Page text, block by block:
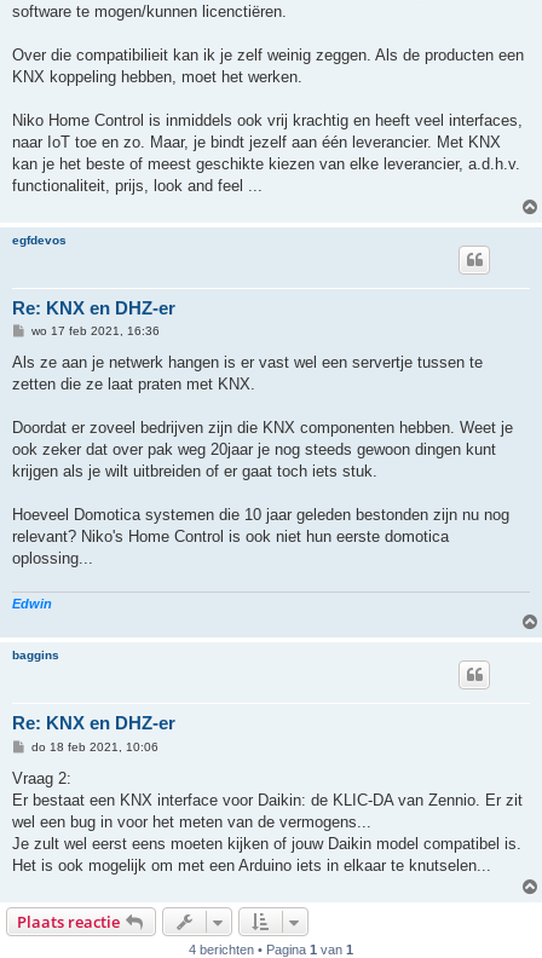
software te mogen/kunnen licenctiëren.
Over die compatibilieit kan ik je zelf weinig zeggen. Als de producten een
KNX koppeling hebben, moet het werken.
Niko Home Control is inmiddels ook vrij krachtig en heeft veel interfaces,
naar IoT toe en zo. Maar, je bindt jezelf aan één leverancier. Met KNX
kan je het beste of meest geschikte kiezen van elke leverancier, a.d.h.v.
functionaliteit, prijs, look and feel ...
egfdevos
Re: KNX en DHZ-er
B
r
c
wo 17 feb 2021, 16:36
Als ze aan je netwerk hangen is er vast wel een servertje tussen te
zetten die ze laat praten met KNX.
Doordat er zoveel bedrijven zijn die KNX componenten hebben. Weet je
ook zeker dat over pak weg 20jaar je nog steeds gewoon dingen kunt
krijgen als je wilt uitbreiden of er gaat toch iets stuk.
Hoeveel Domotica systemen die 10 jaar geleden bestonden zijn nu nog
relevant? Niko's Home Control is ook niet hun eerste domotica
oplossing...
Edwin
baggins
Re: KNX en DHZ-er
B
r
c
h
do 18 feb 2021, 10:06
Vraag 2:
Er bestaat een KNX interface voor Daikin: de KLIC-DA van Zennio. Er zit
wel een bug in voor het meten van de vermogens...
Je zult wel eerst eens moeten kijken of jouw Daikin model compatibel is.
Het is ook mogelijk om met een Arduino iets in elkaar te knutselen...
Plaats reactie
4 berichten • Pagina 1 van 1